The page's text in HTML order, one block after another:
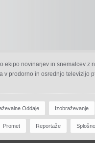
novinarjev in snemalcev z
prodorno in osrednjo televizijo
Oddaje Izobraževanje
Promet Reportaže Splošno